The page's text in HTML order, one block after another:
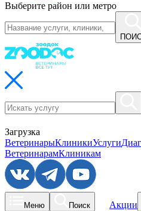
Выберите район или метро
Загрузка
ВетеринарыКлиникиУслуги
ВетеринарамКлиникам
Меню Поиск Акции